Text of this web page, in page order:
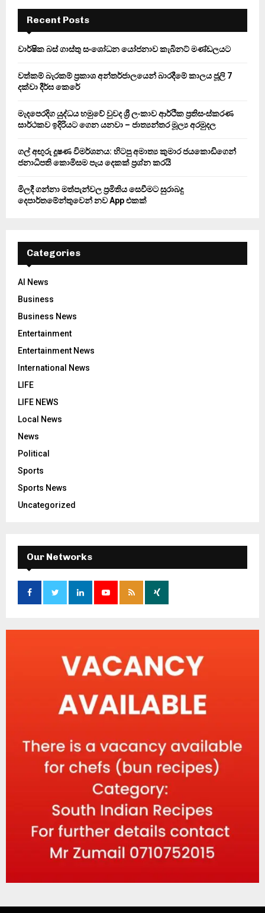
f
r
E
A
Recent Posts
වාර්ෂික බස් ගාස්තු සංශෝධන යෝජනාව කැබිනට් මණ්ඩලයට
වත්කම් බැරකම් ප්‍රකාශ අන්තර්ජාලයෙන් බාරදීමේ කාලය ජූලි 7
දක්වා දීර්ඝ කෙරේ
මැදපෙරදිග යුද්ධය හමුවේ වුවද ශ්‍රී ලංකාව ආර්ථික ප්‍රතිසංස්කරණ
සාර්ථකව ඉදිරියට ගෙන යනවා – ජාත්‍යන්තර මූල්‍ය අරමුදල
ගල් අඟුරු දූෂණ විමර්ශනය: හිටපු අමාත්‍ය කුමාර ජයකොඩිගෙන්
ජනාධිපති කොමිසම පැය දෙකක් ප්‍රශ්න කරයි
මිලදී ගන්නා මත්පැන්වල ප්‍රමිතිය සෙවීමට සුරාබදු
දෙපාර්තමේන්තුවෙන් නව App එකක්
Categories
AI News
Business
Business News
Entertainment
Entertainment News
International News
LIFE
LIFE NEWS
Local News
News
Political
Sports
Sports News
Uncategorized
Our Networks